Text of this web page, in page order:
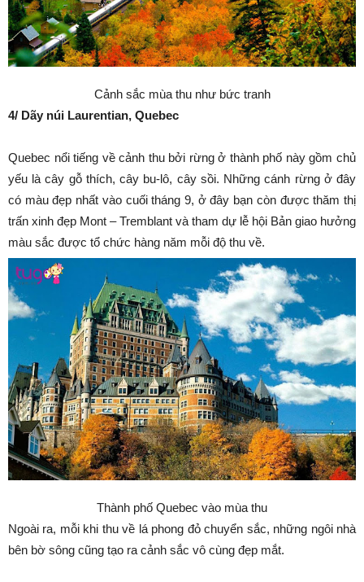
Cảnh sắc mùa thu như bức tranh
4/ Dãy núi Laurentian, Quebec
Quebec nổi tiếng về cảnh thu bởi rừng ở thành phố này gồm chủ
yếu là cây gỗ thích, cây bu-lô, cây sồi. Những cánh rừng ở đây
có màu đẹp nhất vào cuối tháng 9, ở đây bạn còn được thăm thị
trấn xinh đẹp Mont – Tremblant và tham dự lễ hội Bản giao hưởng
màu sắc được tổ chức hàng năm mỗi độ thu về.
Thành phố Quebec vào mùa thu
Ngoài ra, mỗi khi thu về lá phong đỏ chuyển sắc, những ngôi nhà
bên bờ sông cũng tạo ra cảnh sắc vô cùng đẹp mắt.